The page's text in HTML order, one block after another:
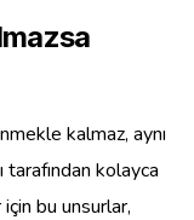
kalmaz, aynı
tarafından kolayca
bu unsurlar,